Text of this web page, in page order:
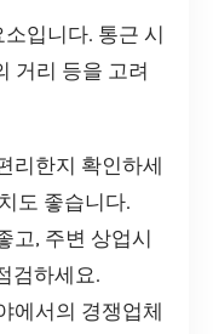
입니다. 통근 시
거리 등을 고려
리한지 확인하세
도 좋습니다.
고, 주변 상업시
검하세요.
에서의 경쟁업체